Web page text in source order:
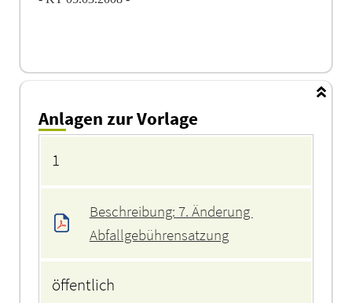
Anlagen zur Vorlage
1
Beschreibung: 7. Änderung
Abfallgebührensatzung
öffentlich